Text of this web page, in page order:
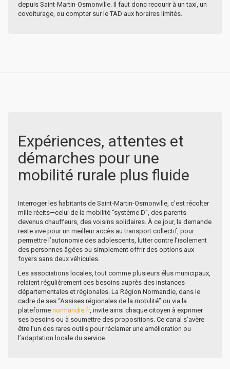
depuis Saint-Martin-Osmonville. Il faut donc recourir à un taxi, un
covoiturage, ou compter sur le TAD aux horaires limités.
Expériences, attentes et
démarches pour une
mobilité rurale plus fluide
Interroger les habitants de Saint-Martin-Osmonville, c’est récolter
mille récits—celui de la mobilité “système D”, des parents
devenus chauffeurs, des voisins solidaires. À ce jour, la demande
reste vive pour un meilleur accès au transport collectif, pour
permettre l’autonomie des adolescents, lutter contre l’isolement
des personnes âgées ou simplement offrir des options aux
foyers sans deux véhicules.
Les associations locales, tout comme plusieurs élus municipaux,
relaient régulièrement ces besoins auprès des instances
départementales et régionales. La Région Normandie, dans le
cadre de ses “Assises régionales de la mobilité” ou via la
plateforme normandie.fr, invite ainsi chaque citoyen à exprimer
ses besoins ou à soumettre des propositions. Ce canal s’avère
être l’un des rares outils pour réclamer une amélioration ou
l’adaptation locale du service.